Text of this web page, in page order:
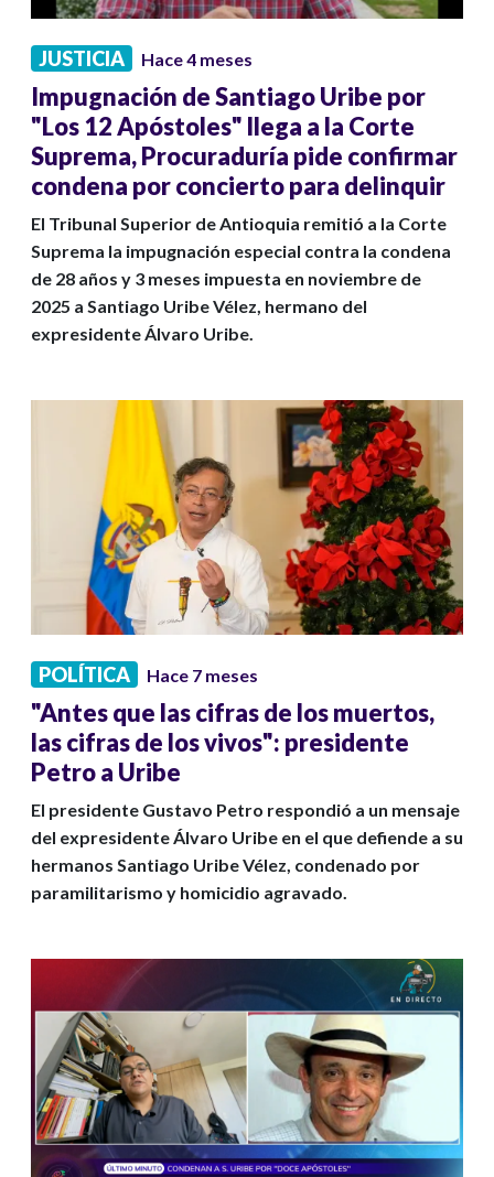
JUSTICIA Hace 4 meses
Impugnación de Santiago Uribe por
"Los 12 Apóstoles" llega a la Corte
Suprema, Procuraduría pide confirmar
condena por concierto para delinquir
El Tribunal Superior de Antioquia remitió a la Corte
Suprema la impugnación especial contra la condena
de 28 años y 3 meses impuesta en noviembre de
2025 a Santiago Uribe Vélez, hermano del
expresidente Álvaro Uribe.
POLÍTICA Hace 7 meses
"Antes que las cifras de los muertos,
las cifras de los vivos": presidente
Petro a Uribe
El presidente Gustavo Petro respondió a un mensaje
del expresidente Álvaro Uribe en el que defiende a su
hermanos Santiago Uribe Vélez, condenado por
paramilitarismo y homicidio agravado.